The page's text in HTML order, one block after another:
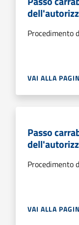
Procedimento
VAI ALLA
Passo
Procedimento
VAI ALLA